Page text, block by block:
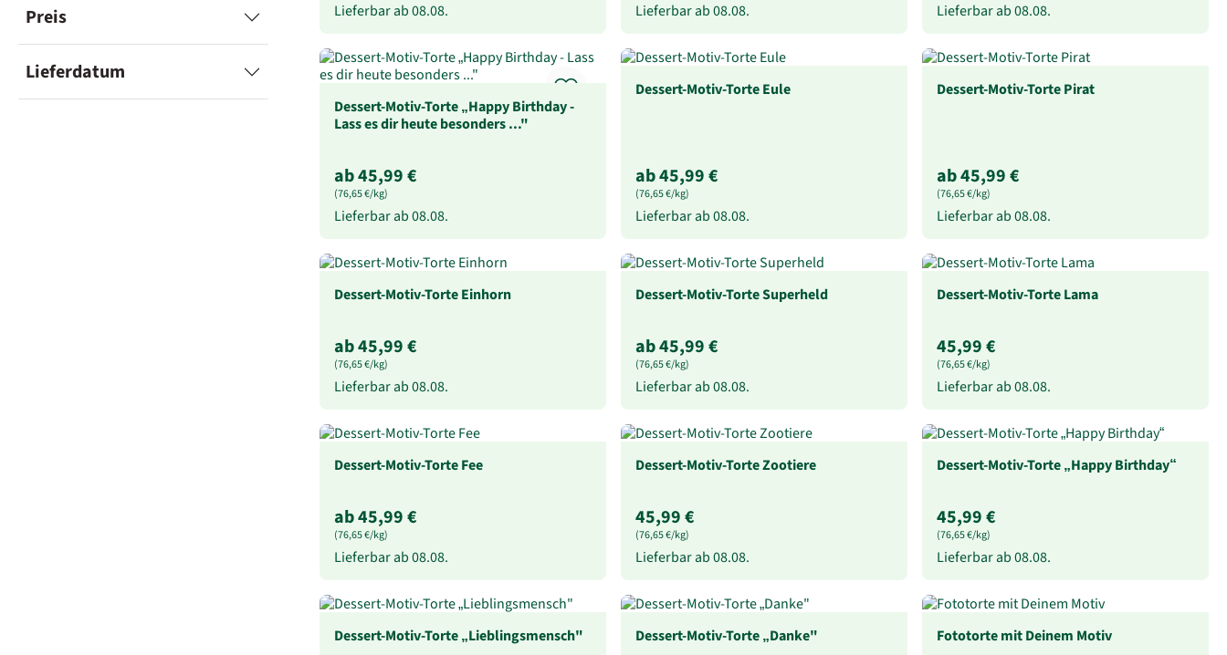
Preis
Lieferdatum
Lieferbar ab08.08. Lieferbar ab08.08. Lieferbar ab08.08.
Dessert-Motiv-Torte „Happy Birthday -
Lass es dir heute besonders ..."
ab 45,99 €
(76,65 €/kg)
Lieferbar ab08.08.
Dessert-Motiv-Torte Eule
ab 45,99 €
(76,65 €/kg)
Lieferbar ab08.08.
Dessert-Motiv-Torte Pirat
ab 45,99 €
(76,65 €/kg)
Lieferbar ab08.08.
Dessert-Motiv-Torte Einhorn
ab 45,99 €
(76,65 €/kg)
Lieferbar ab08.08.
Dessert-Motiv-Torte Superheld
ab 45,99 €
(76,65 €/kg)
Lieferbar ab08.08.
Dessert-Motiv-Torte Lama
45,99 €
(76,65 €/kg)
Lieferbar ab08.08.
Dessert-Motiv-Torte Fee
ab 45,99 €
(76,65 €/kg)
Lieferbar ab08.08.
Dessert-Motiv-Torte Zootiere
45,99 €
(76,65 €/kg)
Lieferbar ab08.08.
Dessert-Motiv-Torte „Happy Birthday“
45,99 €
(76,65 €/kg)
Lieferbar ab08.08.
Dessert-Motiv-Torte „Lieblingsmensch" Dessert-Motiv-Torte „Danke" Fototorte mit Deinem Motiv